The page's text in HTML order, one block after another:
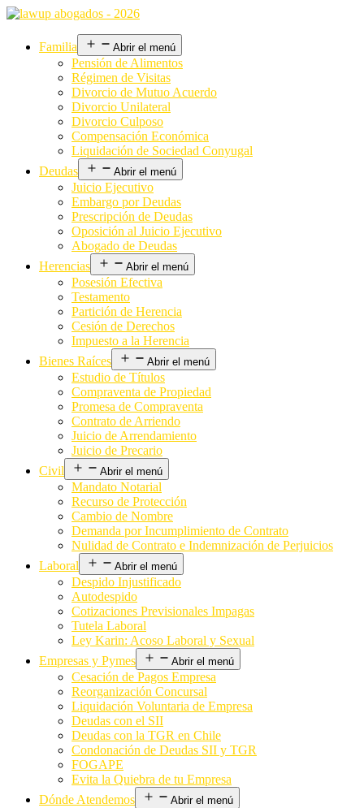
Familia Abrir el menú
Pensión de Alimentos
Régimen de Visitas
Divorcio de Mutuo Acuerdo
Divorcio Unilateral
Divorcio Culposo
Compensación Económica
Liquidación de Sociedad Conyugal
Deudas
Abrir el menú
Juicio Ejecutivo
Embargo por Deudas
Prescripción de Deudas
Oposición al Juicio Ejecutivo
Abogado de Deudas
Herencias
Abrir el menú
Posesión Efectiva
Testamento
Partición de Herencia
Cesión de Derechos
Impuesto a la Herencia
Bienes Raíces
Abrir el menú
Estudio de Títulos
Compraventa de Propiedad
Promesa de Compraventa
Contrato de Arriendo
Juicio de Arrendamiento
Juicio de Precario
Civil
Abrir el menú
Mandato Notarial
Recurso de Protección
Cambio de Nombre
Demanda por Incumplimiento de Contrato
Nulidad de Contrato e Indemnización de Perjuicios
Laboral
Abrir el menú
Despido Injustificado
Autodespido
Cotizaciones Previsionales Impagas
Tutela Laboral
Ley Karin: Acoso Laboral y Sexual
Empresas y Pymes
Abrir el menú
Cesación de Pagos Empresa
Reorganización Concursal
Liquidación Voluntaria de Empresa
Deudas con el SII
Deudas con la TGR en Chile
Condonación de Deudas SII y TGR
FOGAPE
Evita la Quiebra de tu Empresa
Dónde Atendemos
Abrir el menú